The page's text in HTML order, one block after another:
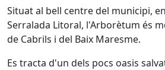
Situat al bell centre del municipi,
Serralada Litoral, l'Arborètum és
de Cabrils i del Baix Maresme.
Es tracta d'un dels pocs oasis